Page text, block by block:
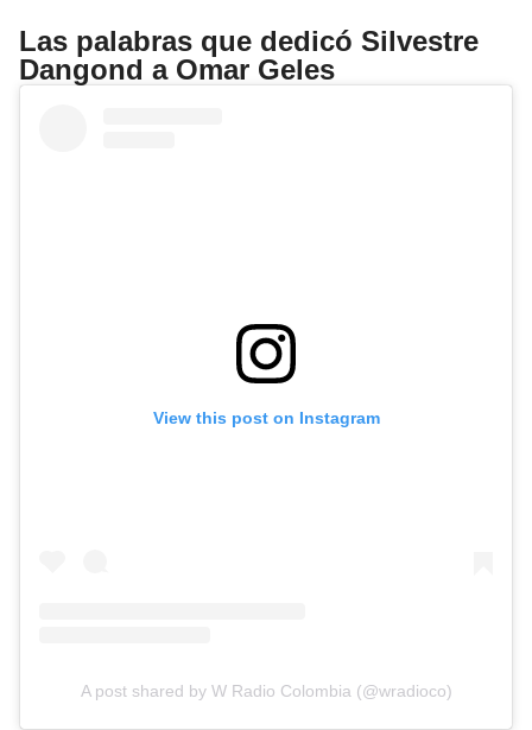
Las palabras que dedicó Silvestre
Dangond a Omar Geles
View this post on Instagram
A post shared by W Radio Colombia (@wradioco)